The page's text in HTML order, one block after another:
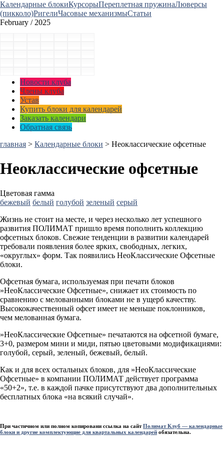
Календарные блокиКурсорыПереплетная пружинаЛюверсы
(пикколо)РигелиЧасовые механизмыСтатьи
February / 2025
Новости клуба
Члены клуба
Устав
Купить блоки для календарей
Заказать календари
Обратная связь
главная > Календарные блоки > Неоклассические офсетные
Неоклассические офсетные
Цветовая гамма
бежевый белый голубой зеленый серый
Жизнь не стоит на месте, и через несколько лет успешного
развития ПОЛИМАТ пришло время пополнить коллекцию
офсетных блоков. Свежие тенденции в развитии календарей
требовали появления более ярких, свободных, легких,
«округлых» форм. Так появились НеоКлассические Офсетные
блоки.
Офсетная бумага, используемая при печати блоков
»НеоКлассические Офсетные», снижает их стоимость по
сравнению с мелованными блоками не в ущерб качеству.
Высококачественный офсет имеет не меньше поклонников,
чем мелованная бумага.
»НеоКлассические Офсетные» печатаются на офсетной бумаге,
3+0, размером мини и миди, пятью цветовыми модификациями:
голубой, серый, зеленый, бежевый, белый.
Как и для всех остальных блоков, для »НеоКлассические
Офсетные» в компании ПОЛИМАТ действует программа
«50+2», т.е. в каждой пачке присутствуют два дополнительных
бесплатных блока «на всякий случай».
При частичном или полном копировани ссылка на сайтПолимат Клуб — календарные
блоки и другие комплектующие для квартальных календарей обязательна.